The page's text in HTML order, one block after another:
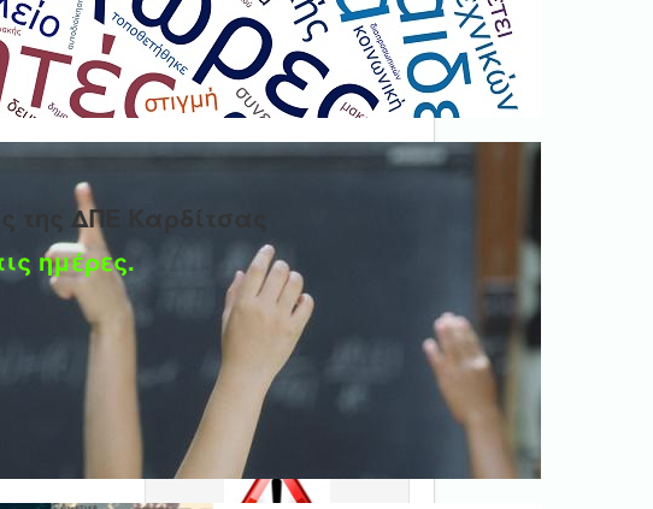
της ΔΠΕ Καρδίτσας
ημέρες.
Ψηφιακή βεβαίωση
εγγράφου